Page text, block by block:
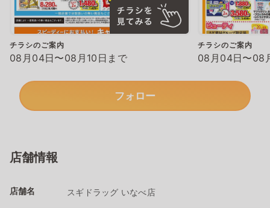
チラシのご案内
08月04日〜08月10日まで
チラシのご案内
08月04日〜08
フォロー
店舗情報
店舗名 スギドラッグ いなべ店